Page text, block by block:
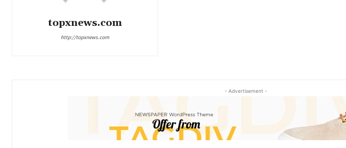
topxnews.com
http://topxnews.com
- Advertisement -